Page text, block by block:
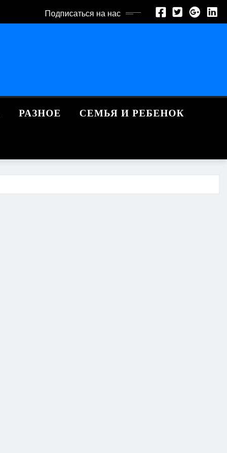
Подписаться на нас
РАЗНОЕ СЕМЬЯ И РЕБЕНОК